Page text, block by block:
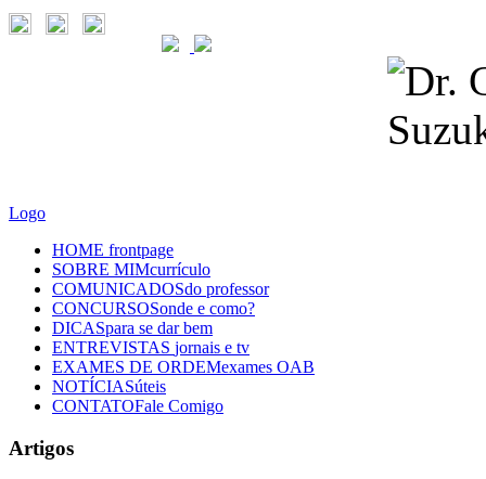
Logo
HOME frontpage
SOBRE MIMcurrículo
COMUNICADOSdo professor
CONCURSOSonde e como?
DICASpara se dar bem
ENTREVISTAS jornais e tv
EXAMES DE ORDEMexames OAB
NOTÍCIASúteis
CONTATOFale Comigo
Artigos